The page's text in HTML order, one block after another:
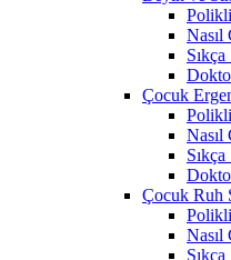
Nasıl
Çocuk
Nasıl
Çocuk Ruh
Nasıl